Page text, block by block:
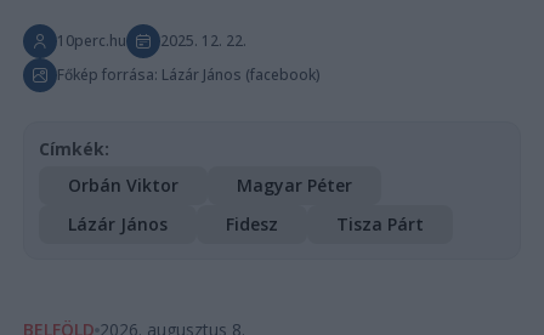
10perc.hu
2025. 12. 22.
Főkép forrása: Lázár János (facebook)
Címkék:
Orbán Viktor
Magyar Péter
Lázár János
Fidesz Tisza Párt
BELFÖLD 2026. augusztus 8.